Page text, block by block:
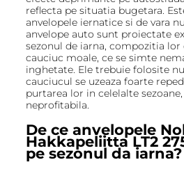
reflecta pe situatia bugetara.
anvelopele iernatice si de vara
anvelope auto sunt proiectate
sezonul de iarna, compozitia
cauciuc moale, ce se simte
inghetate. Ele trebuie folosite
cauciucul se uzeaza foarte
purtarea lor in celelalte
neprofitabila.
De ce anvelopele
Hakkapeliitta LT2
pe sezonul da iarna?